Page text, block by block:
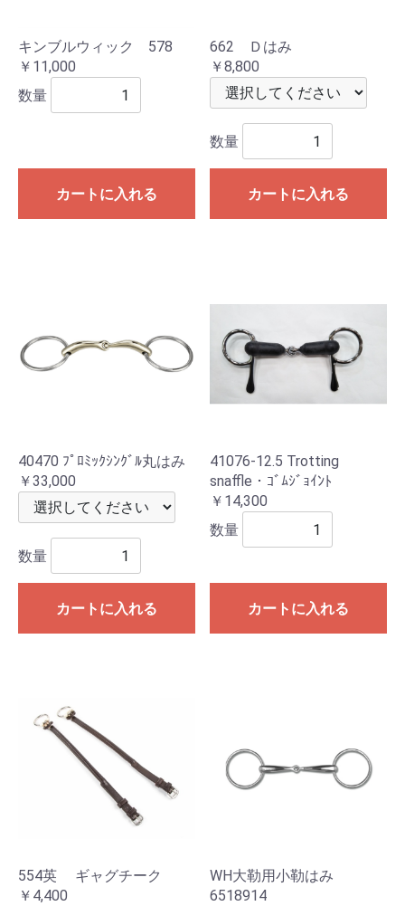
キンブルウィック 578
￥11,000
数量
カートに入れる
662 Ｄはみ
￥8,800
数量
カートに入れる
40470 ﾌﾟﾛﾐｯｸｼﾝｸﾞﾙ丸はみ
￥33,000
数量
カートに入れる
41076-12.5 Trotting
snaffle・ｺﾞﾑｼﾞｮｲﾝﾄ
￥14,300
数量
カートに入れる
554英 ギャグチーク
￥4,400
WH大勒用小勒はみ
6518914